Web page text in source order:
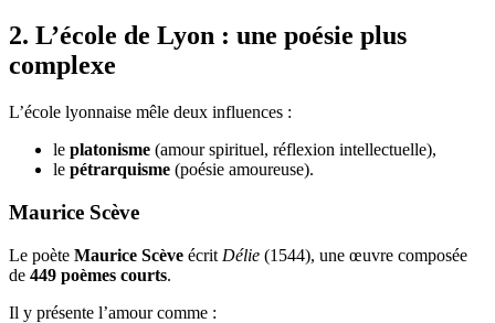
2. L’école de Lyon : une poésie plus
complexe
L’école lyonnaise mêle deux influences :
le platonisme (amour spirituel, réflexion intellectuelle),
le pétrarquisme (poésie amoureuse).
Maurice Scève
Le poète Maurice Scève écrit Délie (1544), une œuvre composée
de 449 poèmes courts.
Il y présente l’amour comme :